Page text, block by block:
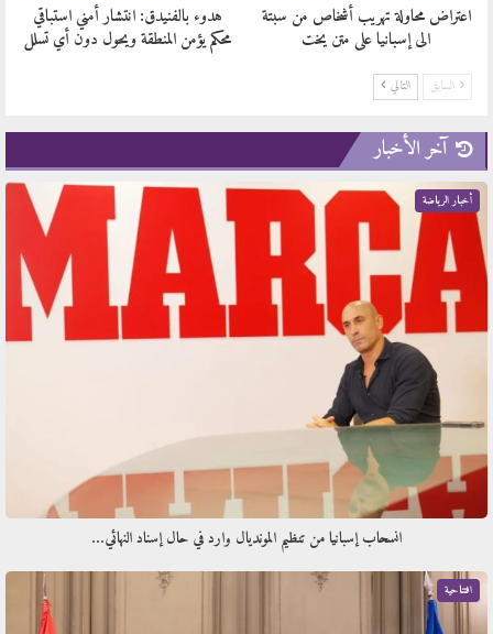
اعتراض محاولة تهريب أشخاص من سبتة
الى إسبانيا على متن يخت
هدوء بالفنيدق: انتشار أمني استباقي
محكم يؤمن المنطقة ويحول دون أي تسلل
السابق التالي
آخر الأخبار
أخبار الرياضة
انسحاب إسبانيا من تنظيم المونديال وارد في حال إسناد النهائي…
افتتاحية